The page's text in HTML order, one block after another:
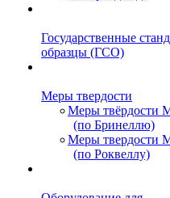
Государственные
образцы (ГСО)
Меры твердости
Меры твёрдости
(по Бринеллю)
Меры твердости
(по Роквеллу)